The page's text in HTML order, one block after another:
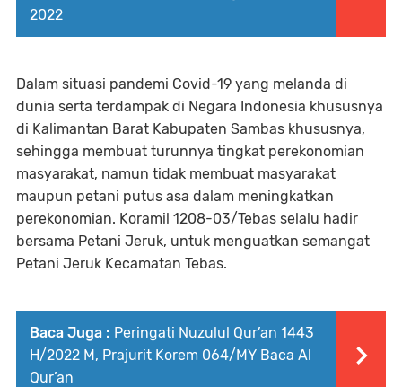
2022
Dalam situasi pandemi Covid-19 yang melanda di
dunia serta terdampak di Negara Indonesia khususnya
di Kalimantan Barat Kabupaten Sambas khususnya,
sehingga membuat turunnya tingkat perekonomian
masyarakat, namun tidak membuat masyarakat
maupun petani putus asa dalam meningkatkan
perekonomian. Koramil 1208-03/Tebas selalu hadir
bersama Petani Jeruk, untuk menguatkan semangat
Petani Jeruk Kecamatan Tebas.
Baca Juga : Peringati Nuzulul Qur’an 1443
H/2022 M, Prajurit Korem 064/MY Baca Al
Qur’an